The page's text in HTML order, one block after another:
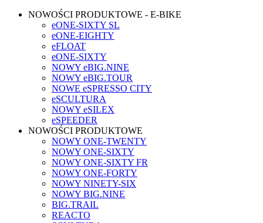
NOWOŚCI PRODUKTOWE - E-BIKE
eONE-SIXTY SL
eONE-EIGHTY
eFLOAT
eONE-SIXTY
NOWY eBIG.NINE
NOWY eBIG.TOUR
NOWE eSPRESSO CITY
eSCULTURA
NOWY eSILEX
eSPEEDER
NOWOŚCI PRODUKTOWE
NOWY ONE-TWENTY
NOWY ONE-SIXTY
NOWY ONE-SIXTY FR
NOWY ONE-FORTY
NOWY NINETY-SIX
NOWY BIG.NINE
BIG.TRAIL
REACTO